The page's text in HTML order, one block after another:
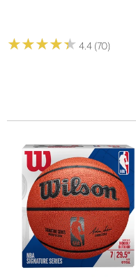
★★★★★
★★★★★ 4.4 (70)